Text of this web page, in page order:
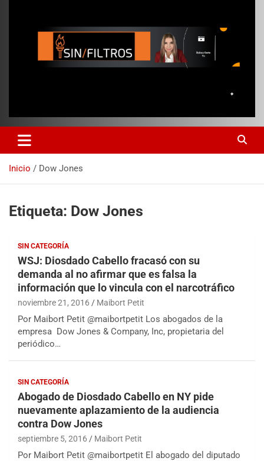
Inicio Dow Jones
Etiqueta: Dow Jones
SIN CATEGORÍA
WSJ: Diosdado Cabello fracasó con su
demanda al no afirmar que es falsa la
información que lo vincula con el narcotráfico
noviembre 21, 2016 Maibort Petit
Por Maibort Petit @maibortpetit Los abogados de la
empresa Dow Jones & Company, Inc, propietaria del
periódico…
SIN CATEGORÍA
Abogado de Diosdado Cabello en NY pide
nuevamente aplazamiento de la audiencia
contra Dow Jones
septiembre 5, 2016 Maibort Petit
Por Maibort Petit @maibortpetit El abogado del diputado